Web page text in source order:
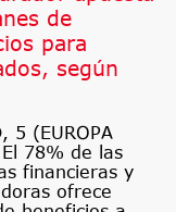
de
para
según
5 (EUROPA
El 78% de las
financieras y
ofrece